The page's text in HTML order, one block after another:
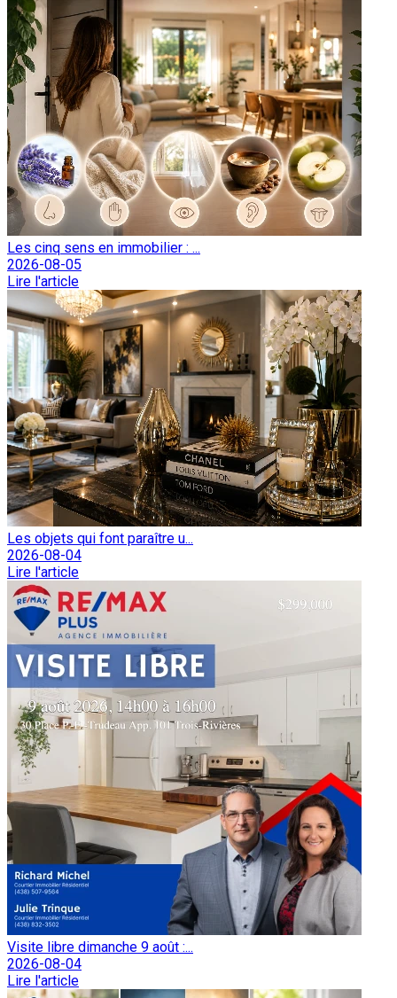
Les cinq sens en immobilier : ...
2026-08-05
Lire l'article
Les objets qui font paraître u...
2026-08-04
Lire l'article
Visite libre dimanche 9 août :...
2026-08-04
Lire l'article